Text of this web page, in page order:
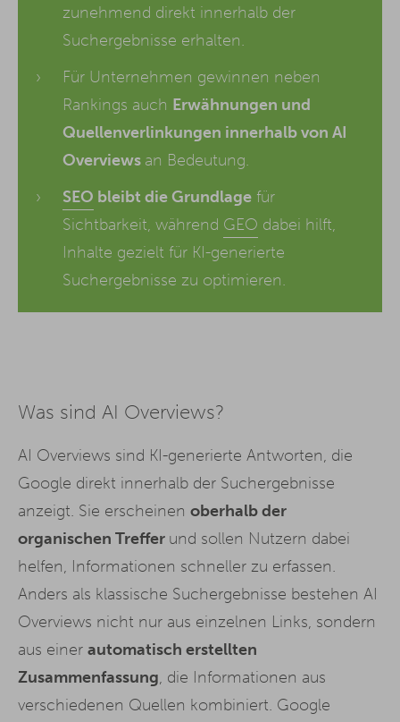
zunehmend direkt innerhalb der
Suchergebnisse erhalten.
Für Unternehmen gewinnen neben
Rankings auch Erwähnungen und
Quellenverlinkungen innerhalb von AI
Overviews an Bedeutung.
SEO bleibt die Grundlage für
Sichtbarkeit, während GEO dabei hilft,
Inhalte gezielt für KI-generierte
Suchergebnisse zu optimieren.
Was sind AI Overviews?
AI Overviews sind KI-generierte Antworten, die
Google direkt innerhalb der Suchergebnisse
anzeigt. Sie erscheinen oberhalb der
organischen Treffer und sollen Nutzern dabei
helfen, Informationen schneller zu erfassen.
Anders als klassische Suchergebnisse bestehen AI
Overviews nicht nur aus einzelnen Links, sondern
aus einer automatisch erstellten
Zusammenfassung, die Informationen aus
verschiedenen Quellen kombiniert. Google